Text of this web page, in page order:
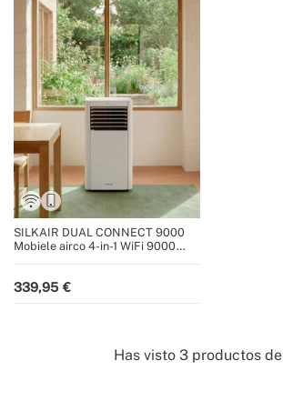
SILKAIR DUAL CONNECT 9000
Mobiele airco 4-in-1 WiFi 9000
339,95
Has visto 3productos de